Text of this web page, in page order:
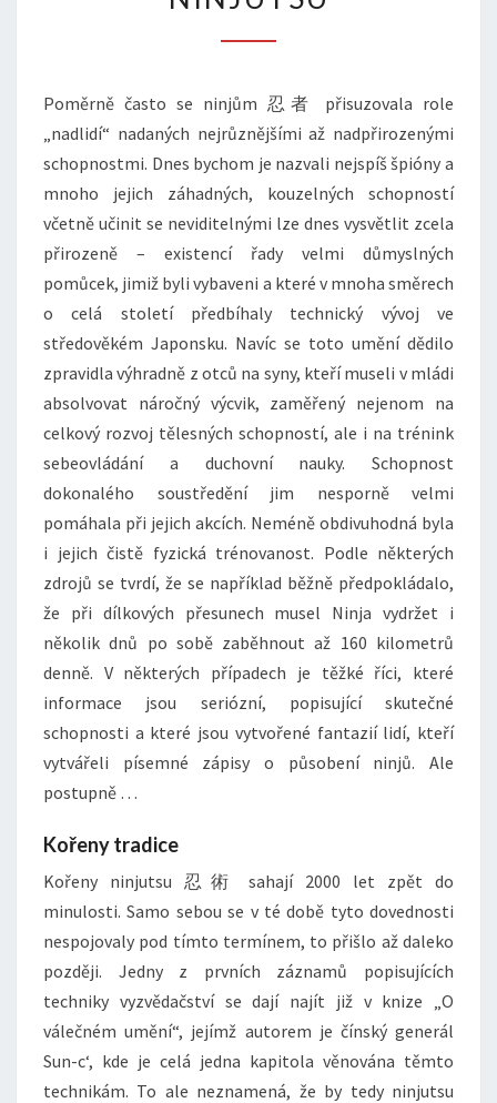
Poměrně často se ninjům 忍者 přisuzovala role
„nadlidí“ nadaných nejrůznějšími až nadpřirozenými
schopnostmi. Dnes bychom je nazvali nejspíš špióny a
mnoho jejich záhadných, kouzelných schopností
včetně učinit se neviditelnými lze dnes vysvětlit zcela
přirozeně – existencí řady velmi důmyslných
pomůcek, jimiž byli vybaveni a které v mnoha směrech
o celá století předbíhaly technický vývoj ve
středověkém Japonsku. Navíc se toto umění dědilo
zpravidla výhradně z otců na syny, kteří museli v mládi
absolvovat náročný výcvik, zaměřený nejenom na
celkový rozvoj tělesných schopností, ale i na trénink
sebeovládání a duchovní nauky. Schopnost
dokonalého soustředění jim nesporně velmi
pomáhala při jejich akcích. Neméně obdivuhodná byla
i jejich čistě fyzická trénovanost. Podle některých
zdrojů se tvrdí, že se například běžně předpokládalo,
že při dílkových přesunech musel Ninja vydržet i
několik dnů po sobě zaběhnout až 160 kilometrů
denně. V některých případech je těžké říci, které
informace jsou seriózní, popisující skutečné
schopnosti a které jsou vytvořené fantazií lidí, kteří
vytvářeli písemné zápisy o působení ninjů. Ale
postupně …
Kořeny tradice
Kořeny ninjutsu 忍術 sahají 2000 let zpět do
minulosti. Samo sebou se v té době tyto dovednosti
nespojovaly pod tímto termínem, to přišlo až daleko
později. Jedny z prvních záznamů popisujících
techniky vyzvědačství se dají najít již v knize „O
válečném umění“, jejímž autorem je čínský generál
Sun-c‘, kde je celá jedna kapitola věnována těmto
technikám. To ale neznamená, že by tedy ninjutsu